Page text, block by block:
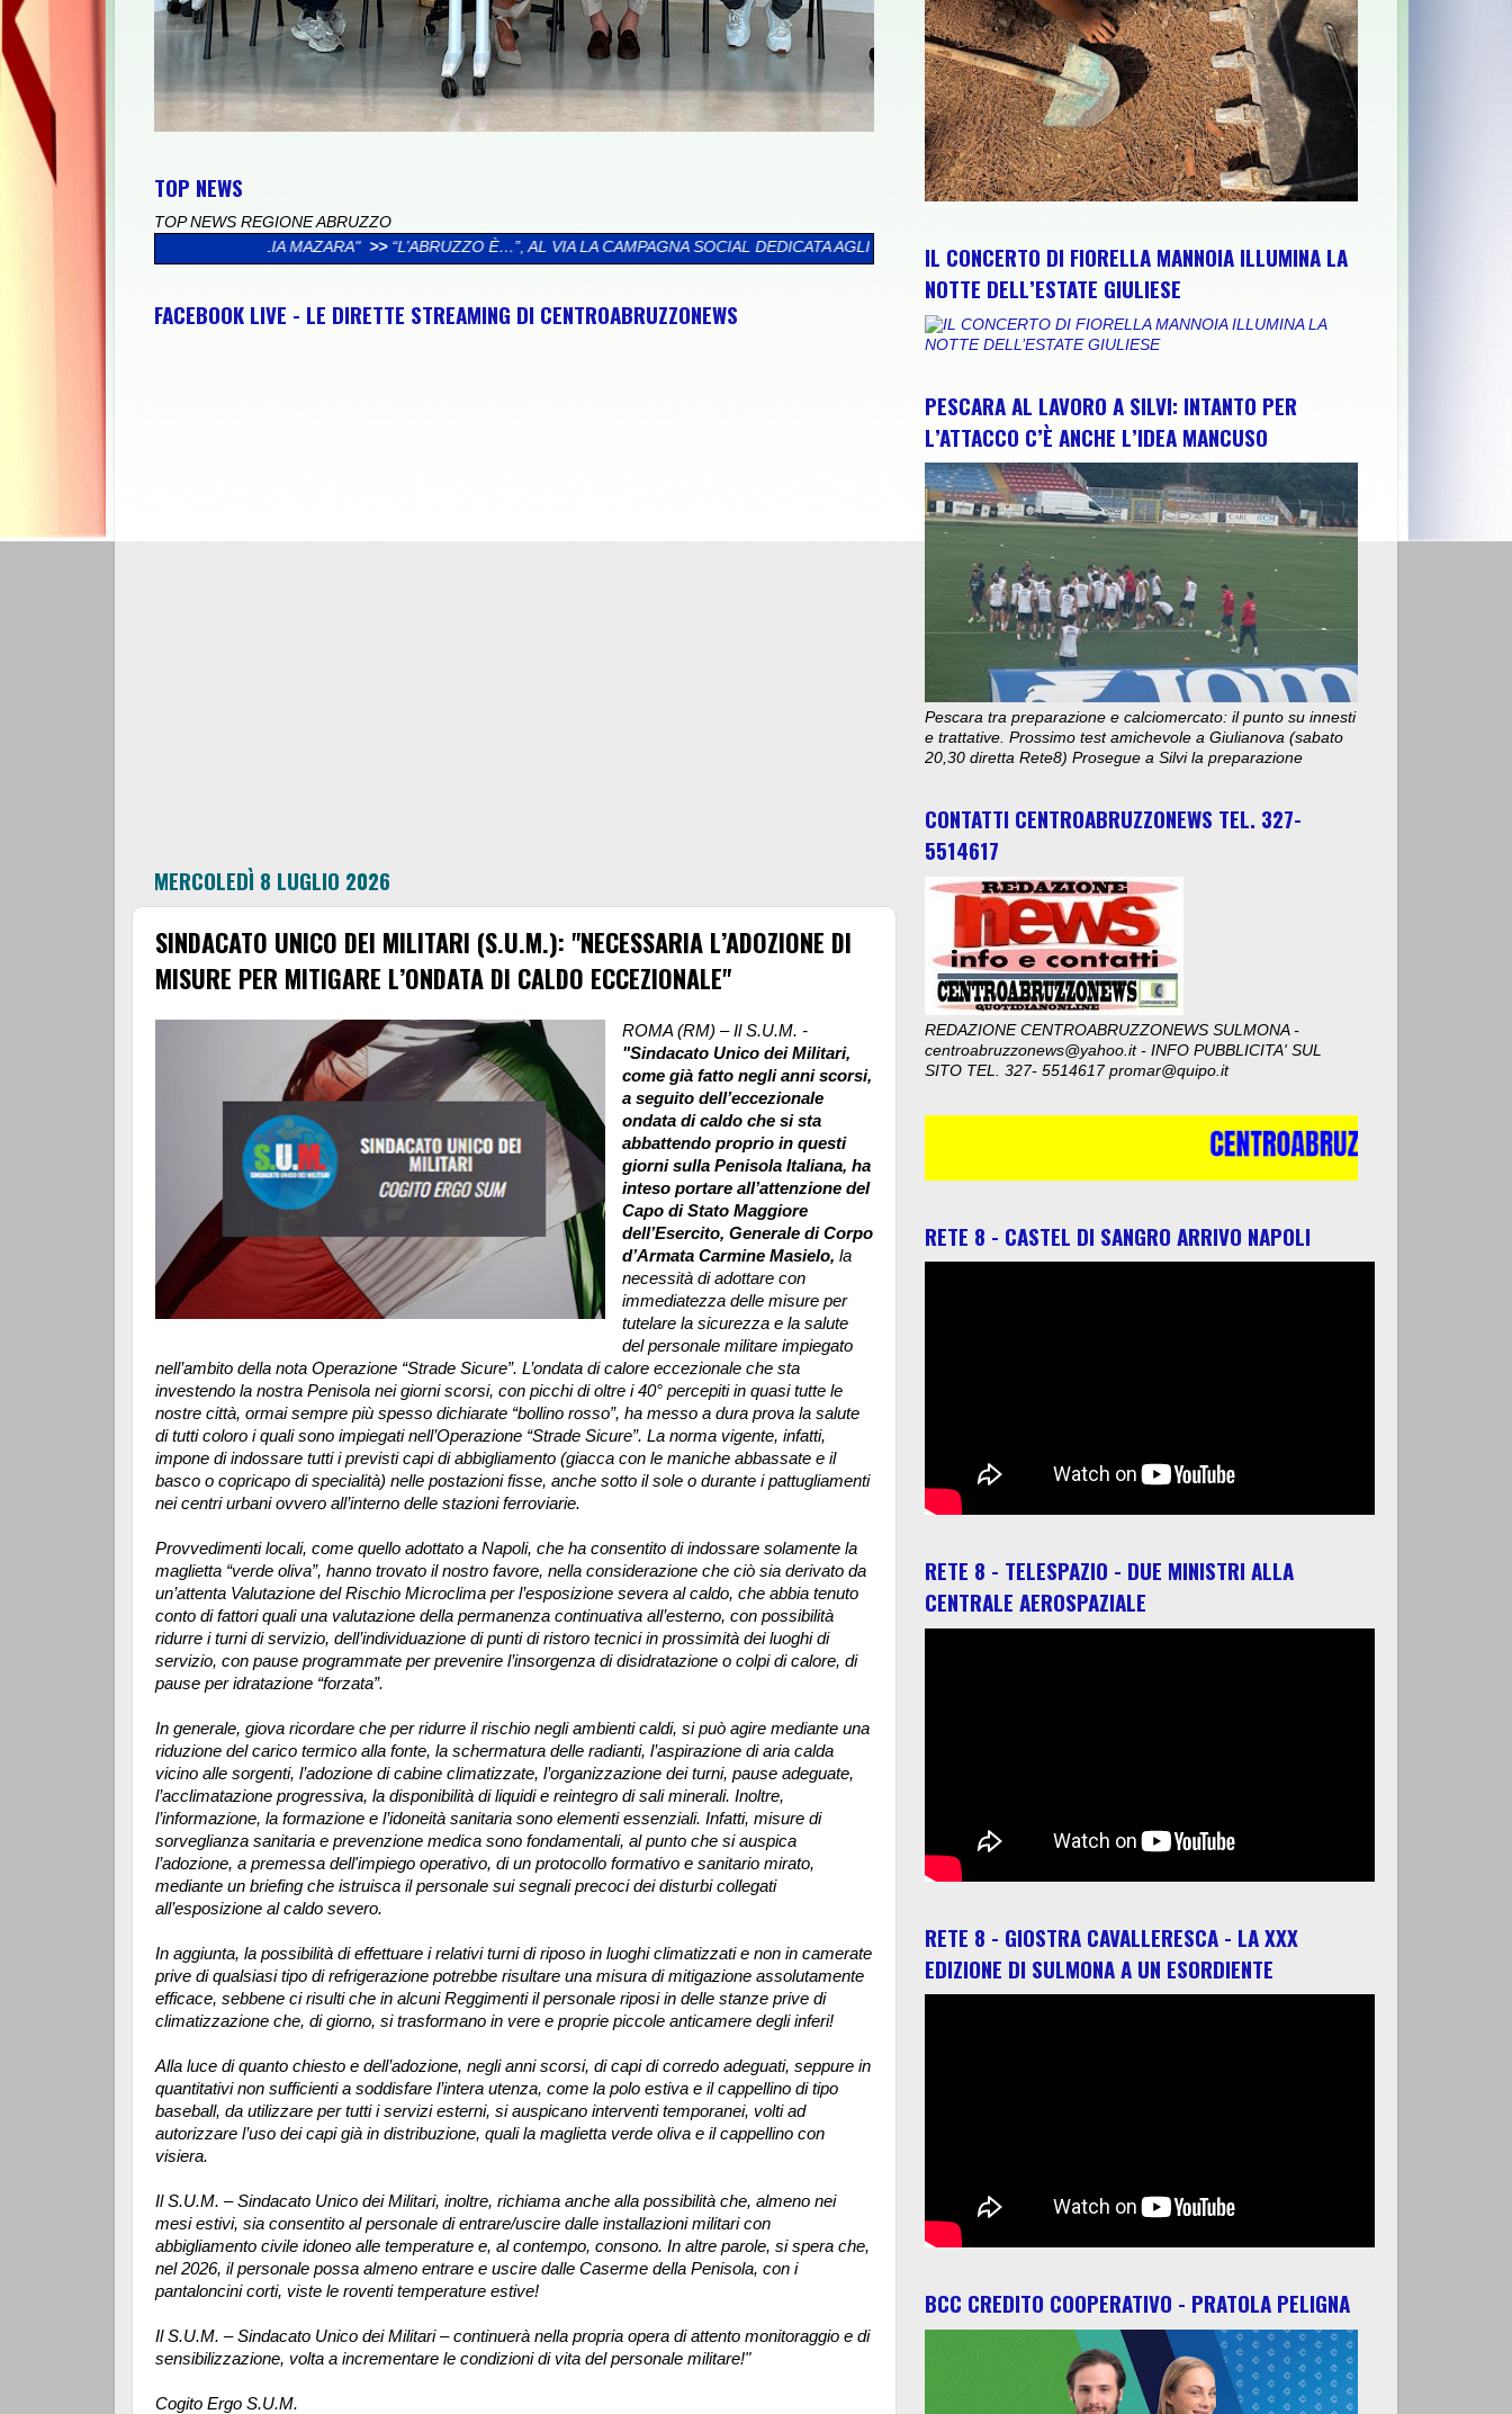
TOP NEWS
TOP NEWS REGIONE ABRUZZO
“L’ABRUZZO È…”, AL VIA LA CAMPAGNA SOCIAL DEDICATA AGLI ABRUZZESI NEL MONDO >> CIP E REGIONE ABRUZZO PER RAFFORZARE IMPIANTI, RISORSE E
FACEBOOK LIVE - LE DIRETTE STREAMING DI CENTROABRUZZONEWS
MERCOLEDÌ 8 LUGLIO 2026
SINDACATO UNICO DEI MILITARI (S.U.M.): "NECESSARIA L’ADOZIONE DI
MISURE PER MITIGARE L’ONDATA DI CALDO ECCEZIONALE"
ROMA (RM) – Il S.U.M. -
"Sindacato Unico dei Militari,
come già fatto negli anni scorsi,
a seguito dell’eccezionale
ondata di caldo che si sta
abbattendo proprio in questi
giorni sulla Penisola Italiana, ha
inteso portare all’attenzione del
Capo di Stato Maggiore
dell’Esercito, Generale di Corpo
d’Armata Carmine Masielo, la
necessità di adottare con
immediatezza delle misure per
tutelare la sicurezza e la salute
del personale militare impiegato
nell’ambito della nota Operazione “Strade Sicure”. L’ondata di calore eccezionale che sta
investendo la nostra Penisola nei giorni scorsi, con picchi di oltre i 40° percepiti in quasi tutte le
nostre città, ormai sempre più spesso dichiarate “bollino rosso”, ha messo a dura prova la salute
di tutti coloro i quali sono impiegati nell’Operazione “Strade Sicure”. La norma vigente, infatti,
impone di indossare tutti i previsti capi di abbigliamento (giacca con le maniche abbassate e il
basco o copricapo di specialità) nelle postazioni fisse, anche sotto il sole o durante i pattugliamenti
nei centri urbani ovvero all’interno delle stazioni ferroviarie.
Provvedimenti locali, come quello adottato a Napoli, che ha consentito di indossare solamente la
maglietta “verde oliva”, hanno trovato il nostro favore, nella considerazione che ciò sia derivato da
un’attenta Valutazione del Rischio Microclima per l’esposizione severa al caldo, che abbia tenuto
conto di fattori quali una valutazione della permanenza continuativa all’esterno, con possibilità
ridurre i turni di servizio, dell’individuazione di punti di ristoro tecnici in prossimità dei luoghi di
servizio, con pause programmate per prevenire l’insorgenza di disidratazione o colpi di calore, di
pause per idratazione “forzata”.
In generale, giova ricordare che per ridurre il rischio negli ambienti caldi, si può agire mediante una
riduzione del carico termico alla fonte, la schermatura delle radianti, l’aspirazione di aria calda
vicino alle sorgenti, l’adozione di cabine climatizzate, l’organizzazione dei turni, pause adeguate,
l’acclimatazione progressiva, la disponibilità di liquidi e reintegro di sali minerali. Inoltre,
l’informazione, la formazione e l’idoneità sanitaria sono elementi essenziali. Infatti, misure di
sorveglianza sanitaria e prevenzione medica sono fondamentali, al punto che si auspica
l’adozione, a premessa dell'impiego operativo, di un protocollo formativo e sanitario mirato,
mediante un briefing che istruisca il personale sui segnali precoci dei disturbi collegati
all’esposizione al caldo severo.
In aggiunta, la possibilità di effettuare i relativi turni di riposo in luoghi climatizzati e non in camerate
prive di qualsiasi tipo di refrigerazione potrebbe risultare una misura di mitigazione assolutamente
efficace, sebbene ci risulti che in alcuni Reggimenti il personale riposi in delle stanze prive di
climatizzazione che, di giorno, si trasformano in vere e proprie piccole anticamere degli inferi!
Alla luce di quanto chiesto e dell’adozione, negli anni scorsi, di capi di corredo adeguati, seppure in
quantitativi non sufficienti a soddisfare l’intera utenza, come la polo estiva e il cappellino di tipo
baseball, da utilizzare per tutti i servizi esterni, si auspicano interventi temporanei, volti ad
autorizzare l’uso dei capi già in distribuzione, quali la maglietta verde oliva e il cappellino con
visiera.
Il S.U.M. – Sindacato Unico dei Militari, inoltre, richiama anche alla possibilità che, almeno nei
mesi estivi, sia consentito al personale di entrare/uscire dalle installazioni militari con
abbigliamento civile idoneo alle temperature e, al contempo, consono. In altre parole, si spera che,
nel 2026, il personale possa almeno entrare e uscire dalle Caserme della Penisola, con i
pantaloncini corti, viste le roventi temperature estive!
Il S.U.M. – Sindacato Unico dei Militari – continuerà nella propria opera di attento monitoraggio e di
sensibilizzazione, volta a incrementare le condizioni di vita del personale militare!"
Cogito Ergo S.U.M.
IL CONCERTO DI FIORELLA MANNOIA ILLUMINA LA
NOTTE DELL’ESTATE GIULIESE
PESCARA AL LAVORO A SILVI: INTANTO PER
L’ATTACCO C’È ANCHE L’IDEA MANCUSO
Pescara tra preparazione e calciomercato: il punto su innesti
e trattative. Prossimo test amichevole a Giulianova (sabato
20,30 diretta Rete8) Prosegue a Silvi la preparazione
CONTATTI CENTROABRUZZONEWS TEL. 327-
5514617
REDAZIONE CENTROABRUZZONEWS SULMONA -
centroabruzzonews@yahoo.it - INFO PUBBLICITA' SUL
SITO TEL. 327- 5514617 promar@quipo.it
RETE 8 - CASTEL DI SANGRO ARRIVO NAPOLI
RETE 8 - TELESPAZIO - DUE MINISTRI ALLA
CENTRALE AEROSPAZIALE
RETE 8 - GIOSTRA CAVALLERESCA - LA XXX
EDIZIONE DI SULMONA A UN ESORDIENTE
BCC CREDITO COOPERATIVO - PRATOLA PELIGNA